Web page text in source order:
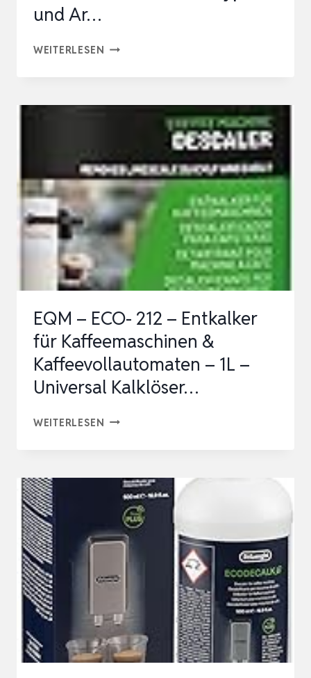
und Ar…
WEITERLESEN DURGOL
KALKENTFERNER
FÜR
KAFFEEMASCHINEN
ALLER
TYPEN
UND
EQM – ECO- 212 – Entkalker
für Kaffeemaschinen &
Kaffeevollautomaten – 1L –
Universal Kalklöser…
WEITERLESEN EQM
212
ENTKALKER
FÜR
KAFFEEMASCHINEN
&
KAFFEEVOLLAUTOMATEN
1L